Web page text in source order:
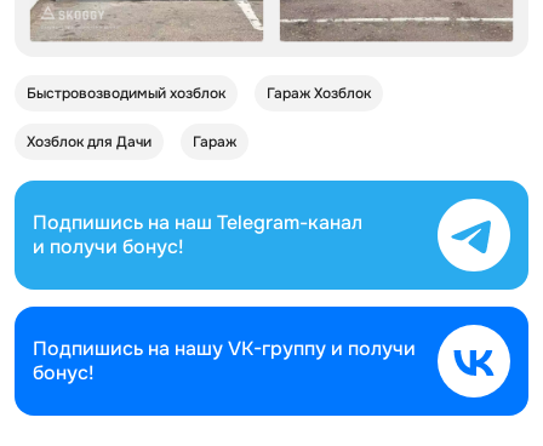
Быстровозводимый хозблок Гараж Хозблок
Хозблок для Дачи Гараж
Подпишись на наш Telegram-канал
и получи бонус!
Подпишись на нашуVK-группу и получи
бонус!